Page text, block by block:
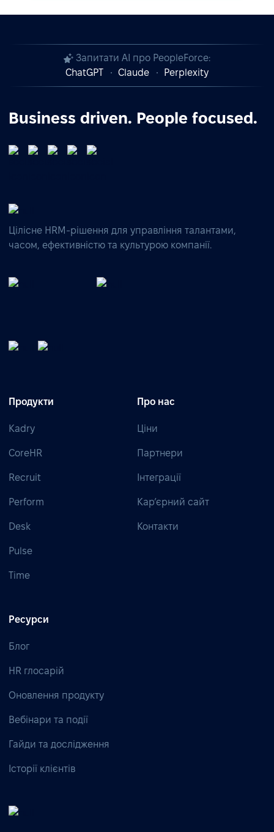
Запитати AI про PeopleForce:
ChatGPT
Claude Perplexity
Business driven. People focused.
Цілісне HRM-рішення для управління талантами,
часом, ефективністю та культурою компанії.
Продукти
Kadry
CoreHR
Recruit
Perform
Desk
Pulse
Time
Про нас
Ціни
Партнери
Інтеграції
Кар’єрний сайт
Контакти
Ресурси
Блог
HR глосарій
Оновлення продукту
Вебінари та події
Гайди та дослідження
Історії клієнтів